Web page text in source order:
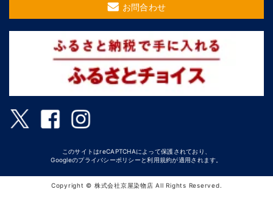
お問合わせ
このサイトはreCAPTCHAによって保護されており、
Googleのプライバシーポリシー と利用規約が適用されます。
Copyright © 株式会社京屋染物店 All Rights Reserved.